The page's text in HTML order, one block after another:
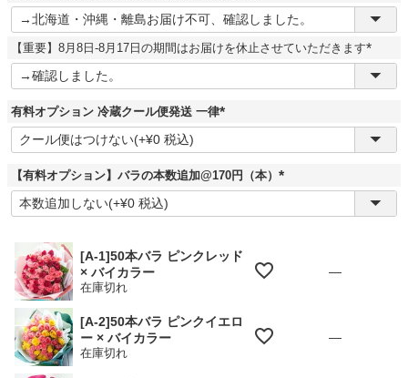
(
必
須
)
【重要】8月8日-8月17日の期間はお届けを休止させていただきます
(
必
須
有料オプション 冷蔵クール便発送 一律
(
須
)
【有料オプション】バラの本数追加@170円（本）
(
須
[A-1]50本バラ ピンクレッド
× バイカラー
在庫切れ
—
[A-2]50本バラ ピンクイエロ
ー × バイカラー
在庫切れ
—